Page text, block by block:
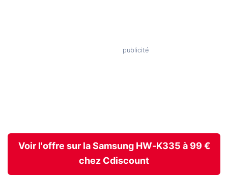
Voir l'offre sur la Samsung HW-K335 à 99 €
chez Cdiscount